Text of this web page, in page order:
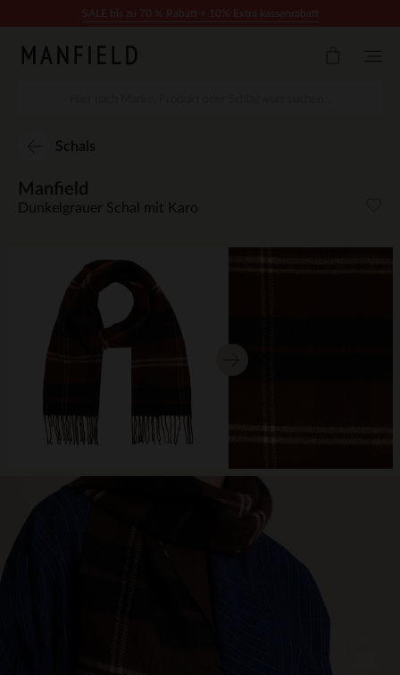
Schals
Manfield
Dunkelgrauer Schal mit Karo